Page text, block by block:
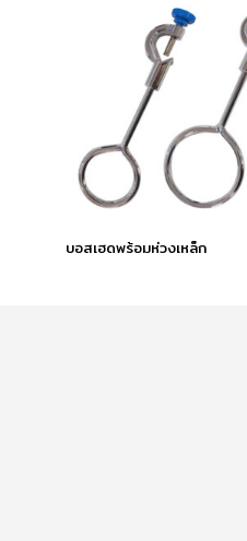
บอสเฮดพร้อมห่วงเหล็ก